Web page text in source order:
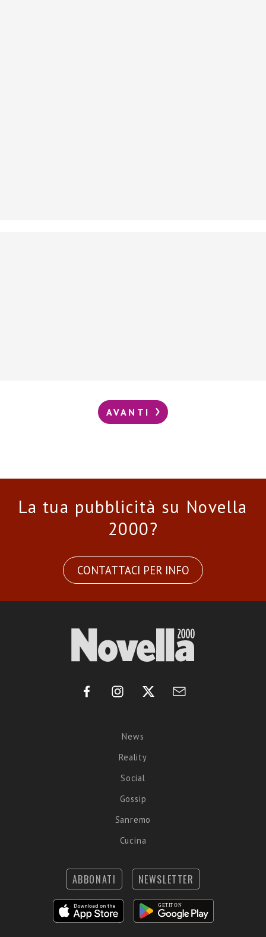
AVANTI
La tua pubblicità su Novella
2000?
CONTATTACI PER INFO
News
Reality
Social
Gossip
Sanremo
Cucina
ABBONATI NEWSLETTER